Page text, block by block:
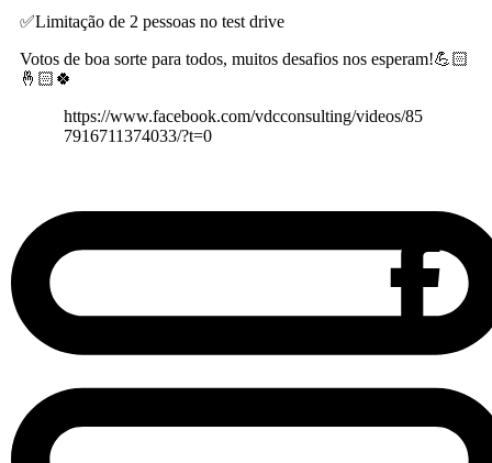
✅Limitação de 2 pessoas no test drive
Votos de boa sorte para todos, muitos desafios nos esperam!💪🏻
🤞🏻🍀
https://www.facebook.com/vdcconsulting/videos/85
7916711374033/?t=0